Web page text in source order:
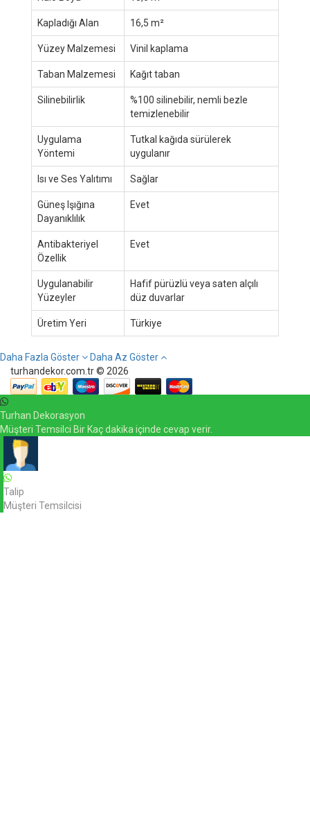
Kapladığı Alan 16,5 m²
Yüzey Malzemesi Vinil kaplama
Taban Malzemesi Kağıt taban
Silinebilirlik
%100 silinebilir, nemli bezle
temizlenebilir
Uygulama
Yöntemi
Tutkal kağıda sürülerek
uygulanır
Isı ve Ses Yalıtımı Sağlar
Güneş Işığına
Dayanıklılık
Evet
Antibakteriyel
Özellik
Evet
Uygulanabilir
Yüzeyler
Hafif pürüzlü veya saten alçılı
düz duvarlar
Üretim Yeri Türkiye
Daha Fazla Göster
Daha Az Göster
turhandekor.com.tr © 2026
Turhan Dekorasyon
Müşteri Temsilci Bir Kaç dakika içinde cevap verir.
Talip
Müşteri Temsilcisi